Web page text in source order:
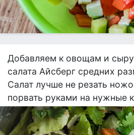
Добавляем к овощам и сыру
салата Айсберг средних
Салат лучше не резать
порвать руками на нужные